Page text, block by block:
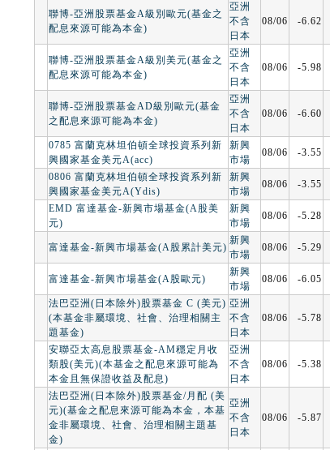
聯博-亞洲股票基金A級別歐元(基金之
配息來源可能為本金)
亞洲
不含
日本
08/06 -6.62
聯博-亞洲股票基金A級別美元(基金之
配息來源可能為本金)
亞洲
不含
日本
08/06 -5.98
聯博-亞洲股票基金AD級別歐元(基金
之配息來源可能為本金)
亞洲
不含
日本
08/06 -6.60
0785 富蘭克林坦伯頓全球投資系列新
興國家基金美元A(acc)
新興
市場
08/06 -3.55
0806 富蘭克林坦伯頓全球投資系列新
興國家基金美元A(Ydis)
新興
市場
08/06 -3.55
EMD 富達基金-新興市場基金(A股美
元)
新興
市場
08/06 -5.28
富達基金-新興市場基金(A股累計美元)
新興
市場
08/06 -5.29
富達基金-新興市場基金(A股歐元)
新興
市場
08/06 -6.05
法巴亞洲(日本除外)股票基金 C (美元)
(本基金非屬環境、社會、治理相關主
題基金)
亞洲
不含
日本
08/06 -5.78
安聯亞太高息股票基金-AM穩定月收
類股(美元)(本基金之配息來源可能為
本金且無保證收益及配息)
亞洲
不含
日本
08/06 -5.38
法巴亞洲(日本除外)股票基金/月配 (美
元)(基金之配息來源可能為本金，本基
金非屬環境、社會、治理相關主題基
金)
亞洲
不含
日本
08/06 -5.87